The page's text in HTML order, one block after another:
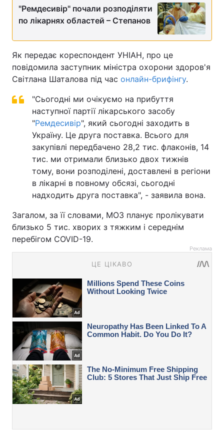
"Ремдесивір" почали розподіляти
по лікарнях областей – Степанов
Як передає кореспондент УНІАН, про це
повідомила заступник міністра охорони здоров'я
Світлана Шаталова під час онлайн-брифінгу.
"Сьогодні ми очікуємо на прибуття
наступної партії лікарського засобу
"Ремдесивір", який сьогодні заходить в
Україну. Це друга поставка. Всього для
закупівлі передбачено 28,2 тис. флаконів, 14
тис. ми отримали близько двох тижнів
тому, вони розподілені, доставлені в регіони
в лікарні в повному обсязі, сьогодні
надходить друга поставка", - заявила вона.
Загалом, за її словами, МОЗ планує пролікувати
близько 5 тис. хворих з тяжким і середнім
перебігом COVID-19.
Реклама